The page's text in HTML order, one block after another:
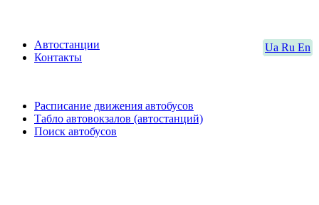
Ua Ru En
Автостанции
Контакты
Расписание движения автобусов
Табло автовокзалов (автостанций)
Поиск автобусов